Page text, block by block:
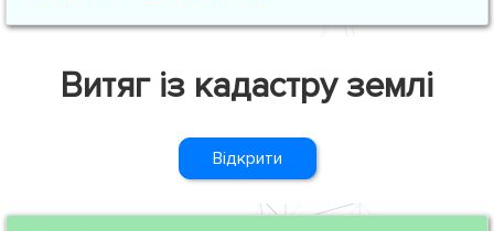
Витяг із кадастру землі
Відкрити